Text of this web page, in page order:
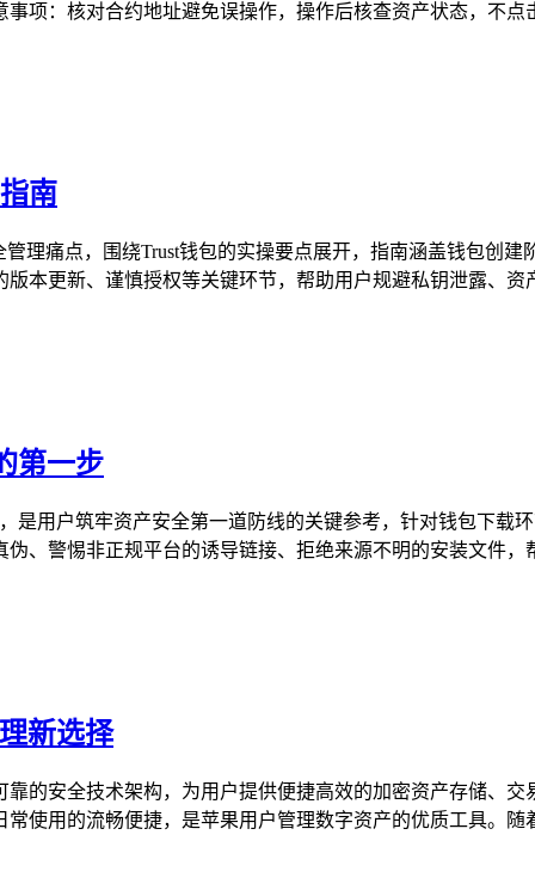
项：核对合约地址避免误操作，操作后核查资产状态，不
南
理痛点，围绕Trust钱包的实操要点展开，指南涵盖钱包创
本更新、谨慎授权等关键环节，帮助用户规避私钥泄露、资
第一步
是用户筑牢资产安全第一道防线的关键参考，针对钱包下载
、警惕非正规平台的诱导链接、拒绝来源不明的安装文件，
新选择
的安全技术架构，为用户提供便捷高效的加密资产存储、
使用的流畅便捷，是苹果用户管理数字资产的优质工具。